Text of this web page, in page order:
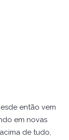
então vem
em novas
de tudo,